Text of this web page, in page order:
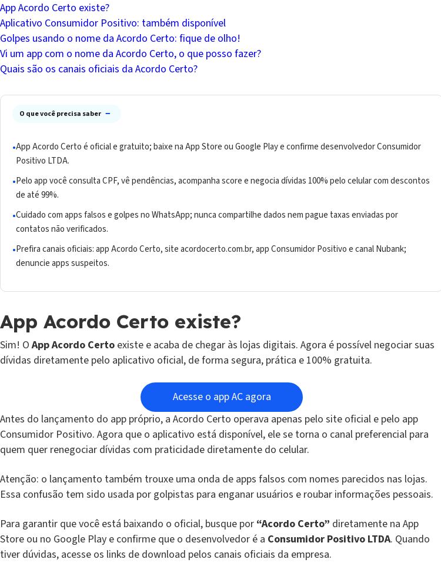
App Acordo Certo existe?
Aplicativo Consumidor Positivo: também disponível
Golpes usando o nome da Acordo Certo: fique de olho!
Vi um app com o nome da Acordo Certo, o que posso fazer?
Quais são os canais oficiais da Acordo Certo?
O que você precisa saber −
App Acordo Certo é oficial e gratuito; baixe na App Store ou Google Play e confirme desenvolvedor Consumidor
Positivo LTDA.
Pelo app você consulta CPF, vê pendências, acompanha score e negocia dívidas 100% pelo celular com descontos
de até 99%.
Cuidado com apps falsos e golpes no WhatsApp; nunca compartilhe dados nem pague taxas enviadas por
contatos não verificados.
Prefira canais oficiais: app Acordo Certo, site acordocerto.com.br, app Consumidor Positivo e canal Nubank;
denuncie apps suspeitos.
App Acordo Certo existe?
Sim! OApp Acordo Certo existe e acaba de chegar às lojas digitais. Agora é possível negociar suas
dívidas diretamente pelo aplicativo oficial, de forma segura, prática e 100% gratuita.
Acesse o app AC agora
Antes do lançamento do app próprio, a Acordo Certo operava apenas pelo site oficial e pelo app
Consumidor Positivo. Agora que o aplicativo está disponível, ele se torna o canal preferencial para
quem quer renegociar dívidas com praticidade diretamente do celular.
Atenção: o lançamento também trouxe uma onda de apps falsos com nomes parecidos nas lojas.
Essa confusão tem sido usada por golpistas para enganar usuários e roubar informações pessoais.
Para garantir que você está baixando o oficial, busque por “Acordo Certo” diretamente na App
Store ou no Google Play e confirme que o desenvolvedor é a Consumidor Positivo LTDA. Quando
tiver dúvidas, acesse os links de download pelos canais oficiais da empresa.